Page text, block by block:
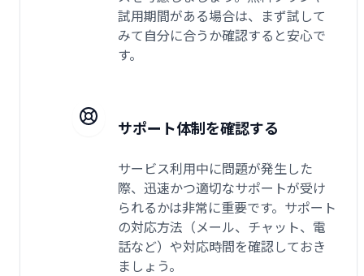
試用期間がある場合は、まず試して
みて自分に合うか確認すると安心で
す。
サポート体制を確認する
サービス利用中に問題が発生した
際、迅速かつ適切なサポートが受け
られるかは非常に重要です。サポート
の対応方法（メール、チャット、電
話など）や対応時間を確認しておき
ましょう。